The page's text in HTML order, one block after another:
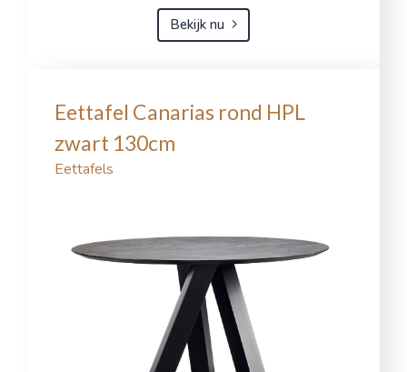
Bekijk nu
Eettafel Canarias rond HPL
zwart 130cm
Eettafels